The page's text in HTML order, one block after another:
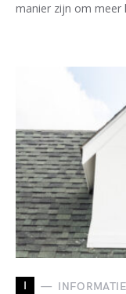
manier zijn om
I INFORMATIE